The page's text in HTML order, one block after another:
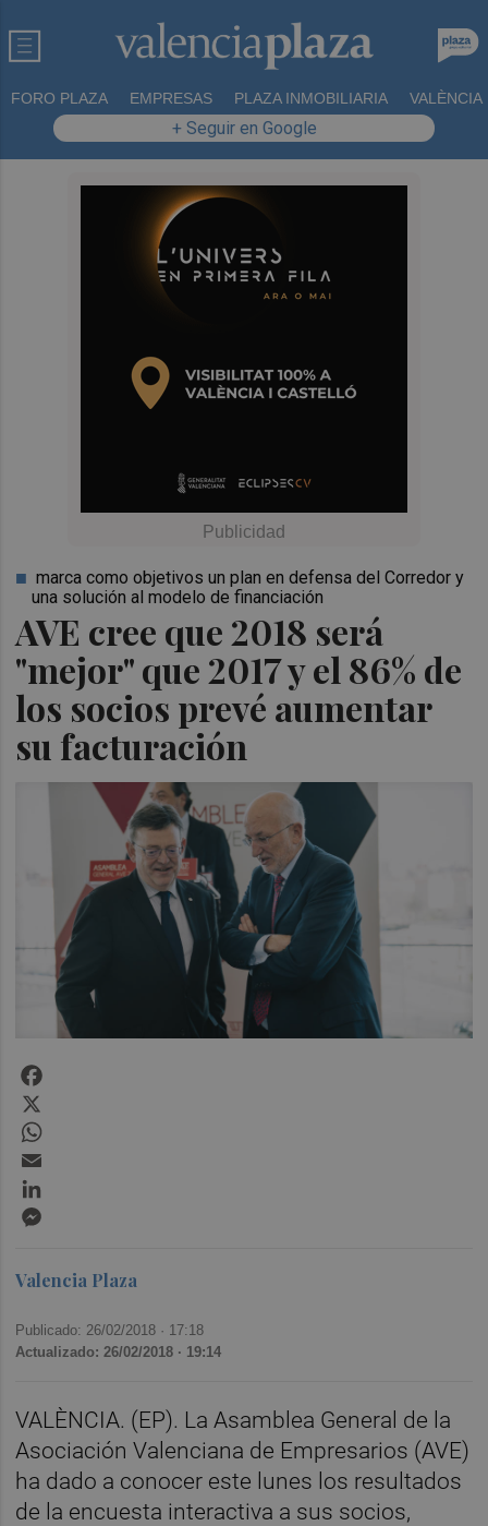
FORO PLAZA EMPRESAS PLAZA INMOBILIARIA VALÈNCIA
+ Seguir en Google
AVE cree que 2018 será
"mejor" que 2017 y el 86% de
los socios prevé aumentar
su facturación
marca como objetivos un plan en defensa del Corredor y
una solución al modelo de financiación
Valencia Plaza
Publicado: 26/02/2018 · 17:18
Actualizado: 26/02/2018 · 19:14
VALÈNCIA. (EP). La Asamblea General de la
Asociación Valenciana de Empresarios (AVE)
ha dado a conocer este lunes los resultados
de la encuesta interactiva a sus socios,